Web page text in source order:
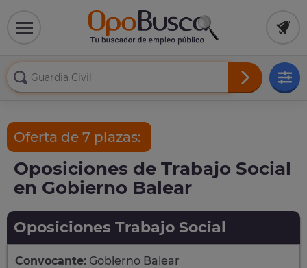
Oferta de 7 plazas:
Oposiciones de Trabajo Social
en Gobierno Balear
Oposiciones Trabajo Social
Convocante: Gobierno Balear